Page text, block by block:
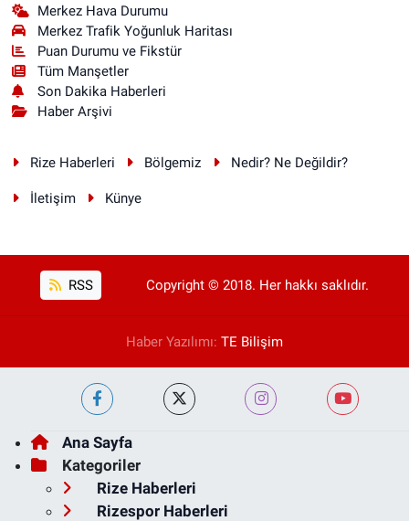
Merkez Hava Durumu
Merkez Trafik Yoğunluk Haritası
Puan Durumu ve Fikstür
Tüm Manşetler
Son Dakika Haberleri
Haber Arşivi
Rize Haberleri Bölgemiz Nedir? Ne Değildir?
İletişim Künye
RSS Copyright © 2018. Her hakkı saklıdır.
Haber Yazılımı: TE Bilişim
Ana Sayfa
Kategoriler
Rize Haberleri
Rizespor Haberleri